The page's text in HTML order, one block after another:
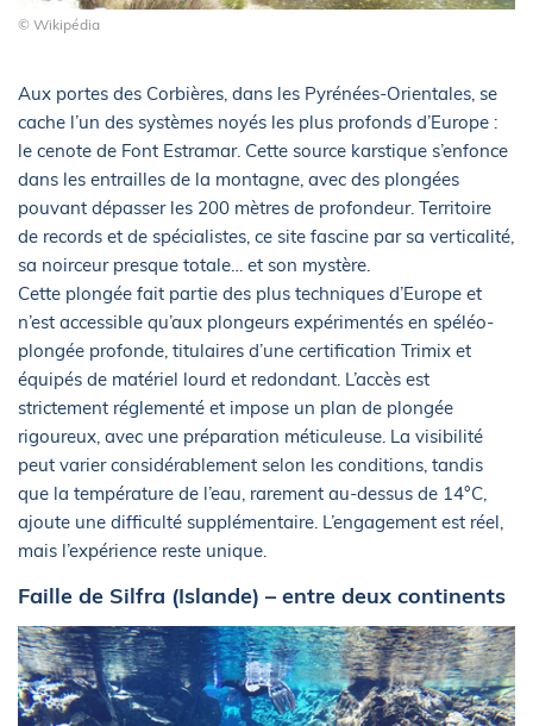
© Wikipédia
Aux portes des Corbières, dans les Pyrénées-Orientales, se
cache l’un des systèmes noyés les plus profonds d’Europe :
le cenote de Font Estramar. Cette source karstique s’enfonce
dans les entrailles de la montagne, avec des plongées
pouvant dépasser les 200 mètres de profondeur. Territoire
de records et de spécialistes, ce site fascine par sa verticalité,
sa noirceur presque totale… et son mystère.
Cette plongée fait partie des plus techniques d’Europe et
n’est accessible qu’aux plongeurs expérimentés en spéléo-
plongée profonde, titulaires d’une certification Trimix et
équipés de matériel lourd et redondant. L’accès est
strictement réglementé et impose un plan de plongée
rigoureux, avec une préparation méticuleuse. La visibilité
peut varier considérablement selon les conditions, tandis
que la température de l’eau, rarement au-dessus de 14°C,
ajoute une difficulté supplémentaire. L’engagement est réel,
mais l’expérience reste unique.
Faille de Silfra (Islande) – entre deux continents